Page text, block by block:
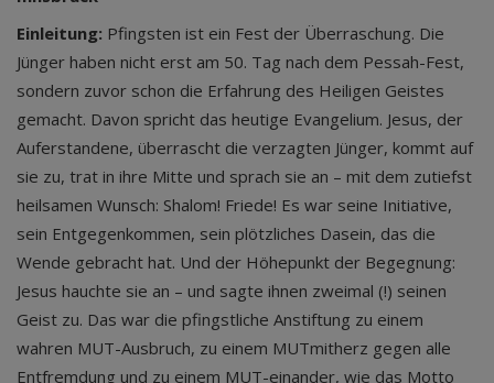
Einleitung: Pfingsten ist ein Fest der Überraschung. Die
Jünger haben nicht erst am 50. Tag nach dem Pessah-Fest,
sondern zuvor schon die Erfahrung des Heiligen Geistes
gemacht. Davon spricht das heutige Evangelium. Jesus, der
Auferstandene, überrascht die verzagten Jünger, kommt auf
sie zu, trat in ihre Mitte und sprach sie an – mit dem zutiefst
heilsamen Wunsch: Shalom! Friede! Es war seine Initiative,
sein Entgegenkommen, sein plötzliches Dasein, das die
Wende gebracht hat. Und der Höhepunkt der Begegnung:
Jesus hauchte sie an – und sagte ihnen zweimal (!) seinen
Geist zu. Das war die pfingstliche Anstiftung zu einem
wahren MUT-Ausbruch, zu einem MUTmitherz gegen alle
Entfremdung und zu einem MUT-einander, wie das Motto